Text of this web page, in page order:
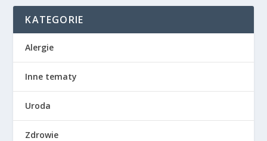
KATEGORIE
Alergie
Inne tematy
Uroda
Zdrowie